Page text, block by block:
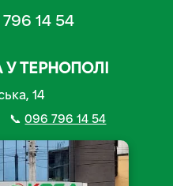
14 54
У ТЕРНОПОЛІ
14
📞096 796 14 54